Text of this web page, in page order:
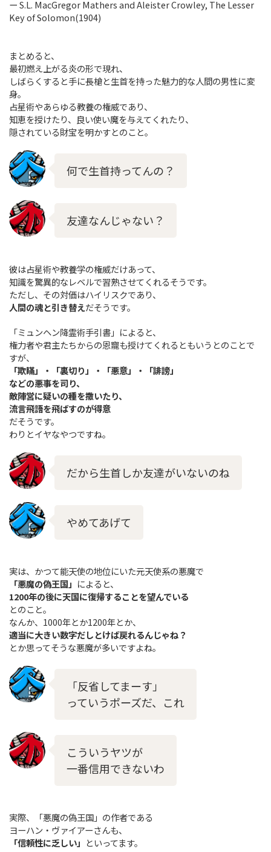
ー S.L. MacGregor Mathers and Aleister Crowley, The Lesser
Key of Solomon(1904)
まとめると、
最初燃え上がる炎の形で現れ、
しばらくすると手に長槍と生首を持った魅力的な人間の男性に変
身。
占星術やあらゆる教養の権威であり、
知恵を授けたり、良い使い魔を与えてくれたり、
隠されている財宝を明かすとのこと。
何で生首持ってんの？
友達なんじゃない？
彼は占星術や教養学の権威だけあって、
知識を驚異的なレベルで習熟させてくれるそうです。
ただし、その対価はハイリスクであり、
人間の魂と引き替えだそうです。
「ミュンヘン降霊術手引書」によると、
権力者や君主たちからの恩寵も授けてくれるともいうとのことで
すが、
「欺瞞」・「裏切り」・「悪意」・「誹謗」
などの悪事を司り、
敵陣営に疑いの種を撒いたり、
流言飛語を飛ばすのが得意
だそうです。
わりとイヤなやつですね。
だから生首しか友達がいないのね
やめてあげて
実は、かつて能天使の地位にいた元天使系の悪魔で
「悪魔の偽王国」 によると、
1200年の後に天国に復帰することを望んでいる
とのこと。
なんか、1000年とか1200年とか、
適当に大きい数字だしとけば戻れるんじゃね？
とか思ってそうな悪魔が多いですよね。
「反省してまーす」
っていうポーズだ、これ
こういうヤツが
一番信用できないわ
実際、「悪魔の偽王国」の作者である
ヨーハン・ヴァイアーさんも、
「信頼性に乏しい」 といってます。